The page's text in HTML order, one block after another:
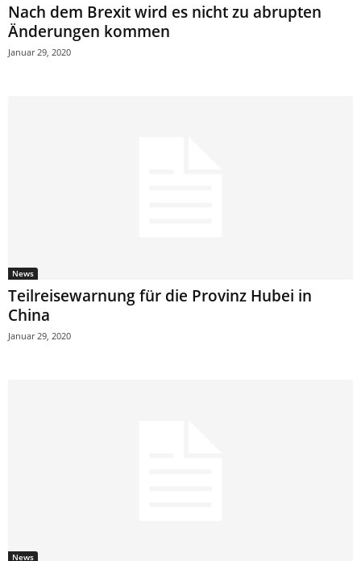
Nach dem Brexit wird es nicht zu abrupten
Änderungen kommen
Januar 29, 2020
News
Teilreisewarnung für die Provinz Hubei in
China
Januar 29, 2020
News